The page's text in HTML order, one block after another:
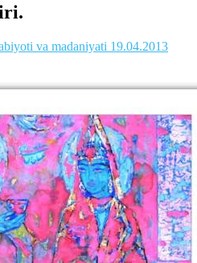
va madaniyati 19.04.2013